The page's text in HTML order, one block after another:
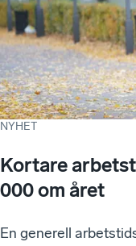
NYHET
Kortare
000 om året
En generell